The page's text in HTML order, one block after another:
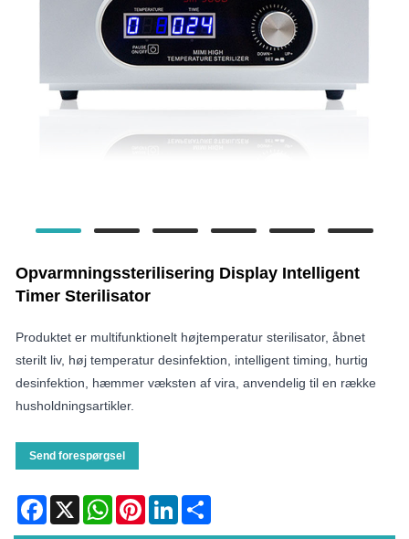
Opvarmningssterilisering Display Intelligent
Timer Sterilisator
Produktet er multifunktionelt højtemperatur sterilisator, åbnet
sterilt liv, høj temperatur desinfektion, intelligent timing, hurtig
desinfektion, hæmmer væksten af ​​vira, anvendelig til en række
husholdningsartikler.
Send forespørgsel
Facebook
X WhatsAppPinterestLinkedIn